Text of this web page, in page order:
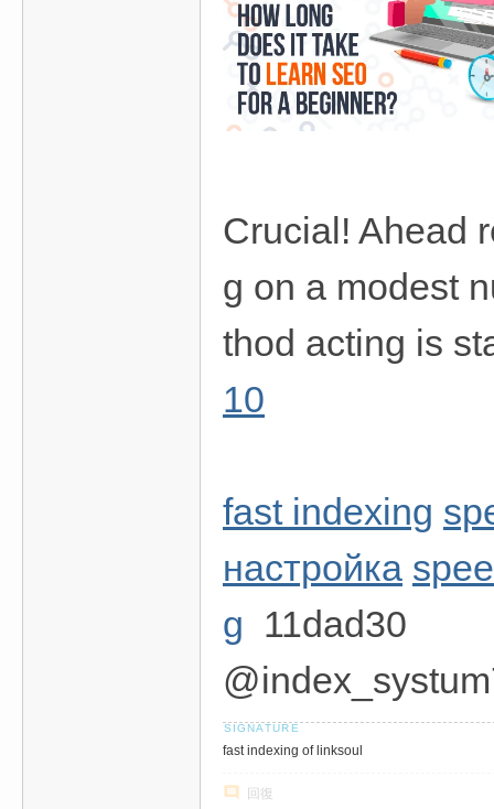
Crucial! Ahead
g on a modest
thod acting is
10
fast indexing
настройка
g 11dad30
fast indexing of linksoul
回復